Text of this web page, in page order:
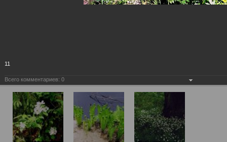
11
Всего комментариев: 0